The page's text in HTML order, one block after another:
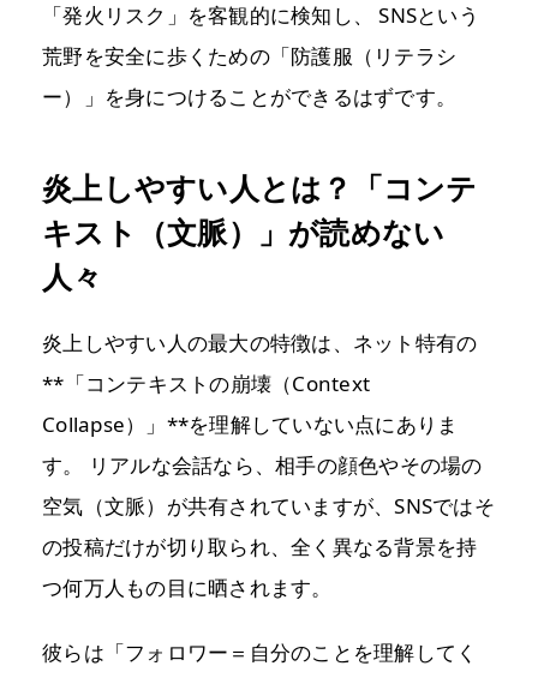
「発火リスク」を客観的に検知し、 SNSという
荒野を安全に歩くための「防護服（リテラシ
ー）」を身につけることができるはずです。
炎上しやすい人とは？「コンテ
キスト（文脈）」が読めない
人々
炎上しやすい人の最大の特徴は、ネット特有の
**「コンテキストの崩壊（Context
Collapse）」**を理解していない点にありま
す。 リアルな会話なら、相手の顔色やその場の
空気（文脈）が共有されていますが、SNSではそ
の投稿だけが切り取られ、全く異なる背景を持
つ何万人もの目に晒されます。
彼らは「フォロワー＝自分のことを理解してく